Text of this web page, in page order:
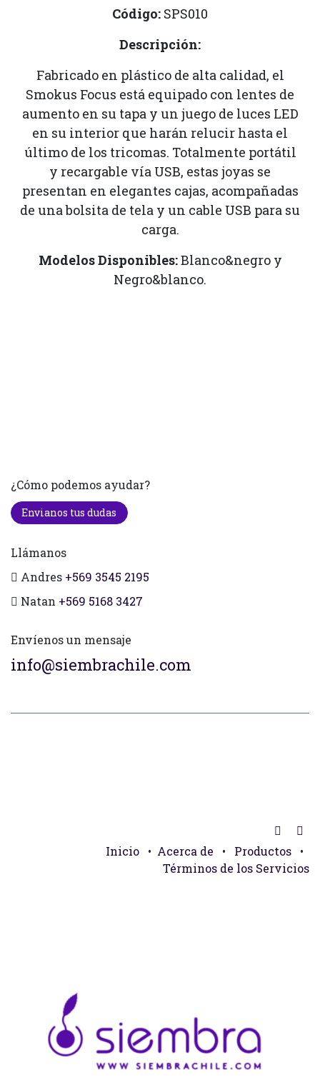
Código: SPS010
Descripción:
Fabricado en plástico de alta calidad, el
Smokus Focus está equipado con lentes de
aumento en su tapa y un juego de luces LED
en su interior que harán relucir hasta el
último de los tricomas. Totalmente portátil
y recargable vía USB, estas joyas se
presentan en elegantes cajas, acompañadas
de una bolsita de tela y un cable USB para su
carga.
Modelos Disponibles:Blanco&negro y
Negro&blanco.
¿Cómo podemos ayudar?
Envianos tus dudas
Llámanos
Andres +569 3545 2195
Natan +569 5168 3427
Envíenos un mensaje
info@siembrachile.com
Inicio • Acerca de • Productos
•
Términos de los Servicios